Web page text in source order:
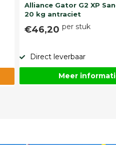
Alliance Gator G2 XP
20 kg antraciet
€46,20 per stuk
Direct leverbaar
Meer